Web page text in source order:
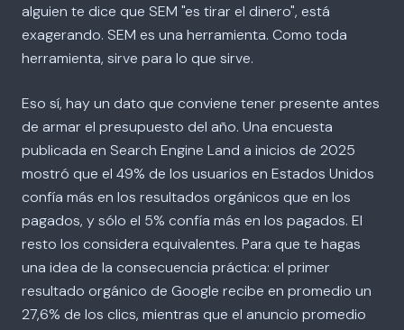
alguien te dice que SEM "es tirar el dinero", está
exagerando. SEM es una herramienta. Como toda
herramienta, sirve para lo que sirve.
Eso sí, hay un dato que conviene tener presente antes
de armar el presupuesto del año. Una encuesta
publicada en Search Engine Land a inicios de 2025
mostró que el 49% de los usuarios en Estados Unidos
confía más en los resultados orgánicos que en los
pagados, y sólo el 5% confía más en los pagados. El
resto los considera equivalentes. Para que te hagas
una idea de la consecuencia práctica: el primer
resultado orgánico de Google recibe en promedio un
27,6% de los clics, mientras que el anuncio promedio